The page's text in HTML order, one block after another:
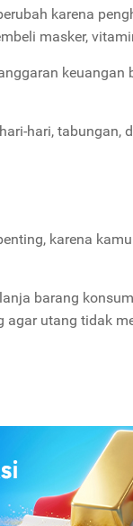
karena
masker,
keuangan
hari, tabungan,
karena
barang
utang tidak